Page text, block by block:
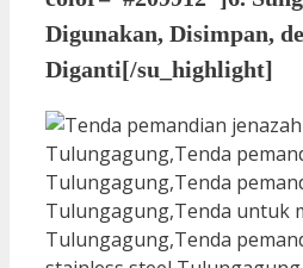
Digunakan, Disimpan,
Diganti[/su_highlight]